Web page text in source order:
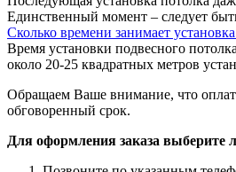
Единственный момент – следует
Сколько времени занимает
Время установки подвесного
около 20-25 квадратных метров
Обращаем Ваше внимание, что
обговоренный срок.
Для оформления заказа выберите